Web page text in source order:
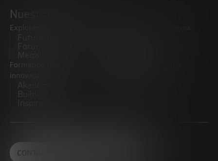
Nuestras iniciativas
Explorando tendencias
Future Trends
Formando futuros
innovadores
Akademia Future
Inspiratech
CONTACTO